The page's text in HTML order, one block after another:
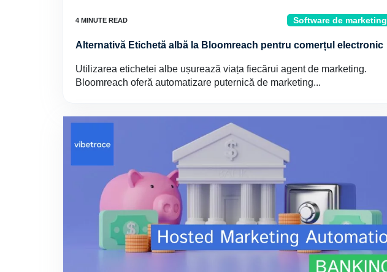
Software de marketing
Alternativă Etichetă albă la Bloomreach pentru comerțul electronic
Utilizarea etichetei albe ușurează viața fiecărui agent de marketing.
Bloomreach oferă automatizare puternică de marketing...